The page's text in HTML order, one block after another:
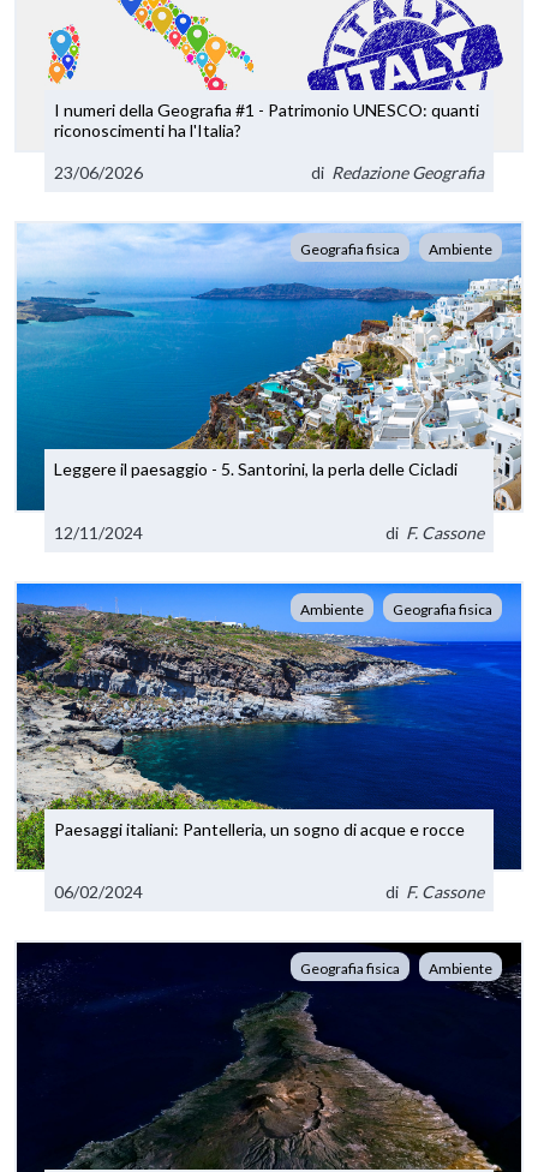
I numeri della Geografia #1 - Patrimonio UNESCO: quanti
riconoscimenti ha l'Italia?
23/06/2026 di Redazione Geografia
Geografia fisica Ambiente
Leggere il paesaggio - 5. Santorini, la perla delle Cicladi
12/11/2024 di F. Cassone
Ambiente Geografia fisica
Paesaggi italiani: Pantelleria, un sogno di acque e rocce
06/02/2024 di F. Cassone
Geografia fisica Ambiente